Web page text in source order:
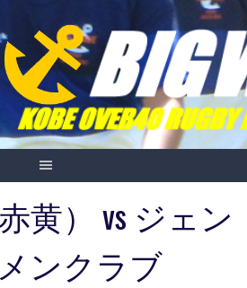
赤黄） vs ジェン
ンクラブ